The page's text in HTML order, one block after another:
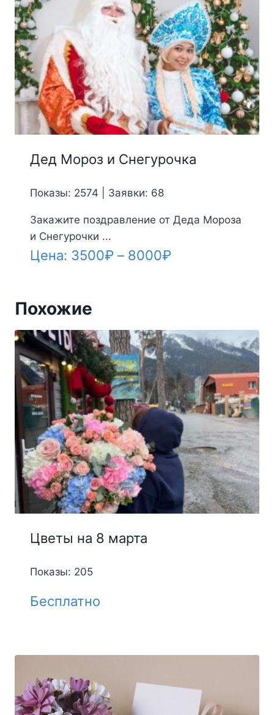
Дед Мороз и Снегурочка
Показы: 2574 | Заявки: 68
Закажите поздравление от Деда Мороза
и Снегурочки ...
Цена: 3500₽ – 8000₽Диапазон
8000₽
Похожие
Цветы на 8 марта
Показы: 205
Бесплатно